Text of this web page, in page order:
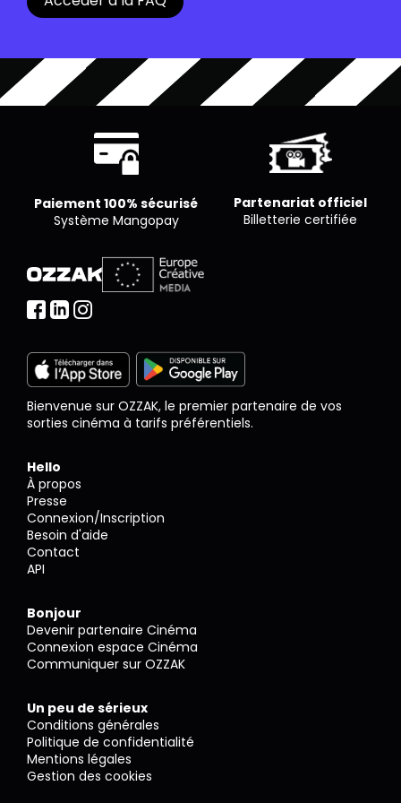
est libre de proposer le nombre de places qu’il
Paiement 100% sécurisé
Système Mangopay
Partenariat officiel
Billetterie certifiée
Bienvenue sur OZZAK, le premier partenaire de vos
sorties cinéma à tarifs préférentiels.
Hello
À propos
Presse
Connexion/Inscription
Besoin d'aide
Contact
API
Bonjour
Devenir partenaire Cinéma
Connexion espace Cinéma
Communiquer sur OZZAK
Un peu de sérieux
Conditions générales
Politique de confidentialité
Mentions légales
Gestion des cookies